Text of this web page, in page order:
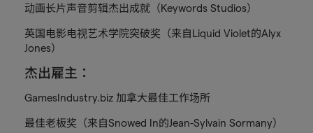
动画长片声音剪辑杰出成就（Keywords Studios）
英国电影电视艺术学院突破奖（来自Liquid Violet的Alyx
Jones）
杰出雇主：
GamesIndustry.biz 加拿大最佳工作场所
最佳老板奖（来自Snowed In的Jean-Sylvain Sormany）